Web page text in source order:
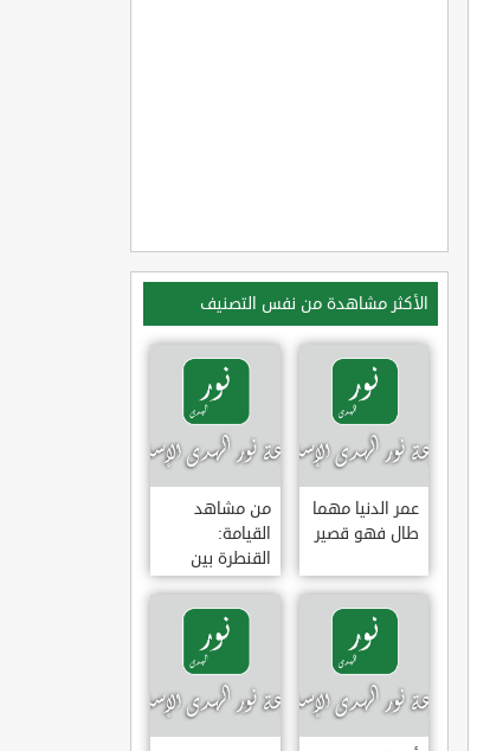
الأكثر مشاهدة من نفس التصنيف
عمر الدنيا مهما
طال فهو قصير
من مشاهد
القيامة:
القنطرة بين
الجنة والنار